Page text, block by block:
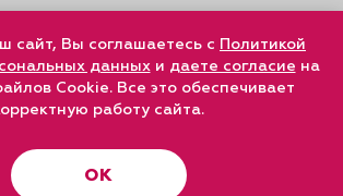
сайт, Вы соглашаетесь с Политикой
данныхи даете согласие на
Cookie. Все это обеспечивает
работу сайта.
ОК